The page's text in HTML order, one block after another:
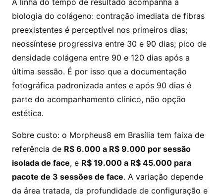
A linha do tempo de resultado acompanha a
biologia do colágeno: contração imediata de fibras
preexistentes é perceptível nos primeiros dias;
neossíntese progressiva entre 30 e 90 dias; pico de
densidade colágena entre 90 e 120 dias após a
última sessão. É por isso que a documentação
fotográfica padronizada antes e após 90 dias é
parte do acompanhamento clínico, não opção
estética.
Sobre custo: o Morpheus8 em Brasília tem faixa de
referência de R$ 6.000 a R$ 9.000 por sessão
isolada de face, e R$ 19.000 a R$ 45.000 para
pacote de 3 sessões de face. A variação depende
da área tratada, da profundidade de configuração e